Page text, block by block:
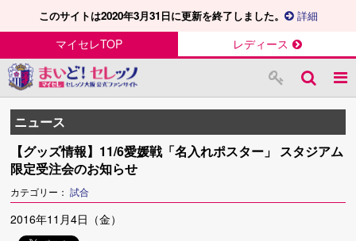
このサイトは2020年3月31日に更新を終了しました。 詳細
マイセレTOP レディース
ニュース
【グッズ情報】11/6愛媛戦「名入れポスター」 スタジアム
限定受注会のお知らせ
カテゴリー：試合
2016年11月4日（金）